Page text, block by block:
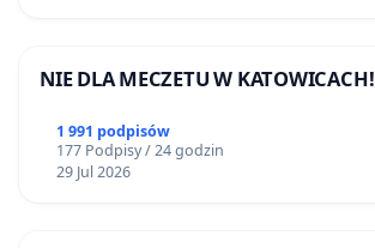
NIE DLA MECZETU W KATOWICACH!
1 991 podpisów
177 Podpisy / 24 godzin
29 Jul 2026